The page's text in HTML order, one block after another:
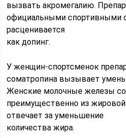
вызвать акромегалию.
официальными спортивными
расценивается
как допинг.
У женщин-спортсменок
соматропина вызывает
Женские молочные железы
преимущественно из
отвечает за уменьшение
количества жира.